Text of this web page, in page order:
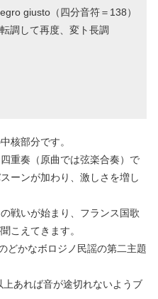
giusto（四分音符＝138）
調して再度、変ト長調
核部分です。
重奏（原曲では弦楽合奏）で
ーンが加わり、激しさを増し
戦いが始まり、フランス国歌
こえてきます。
どかなボロジノ民謡の第二主題
あれば音が途切れないようブ